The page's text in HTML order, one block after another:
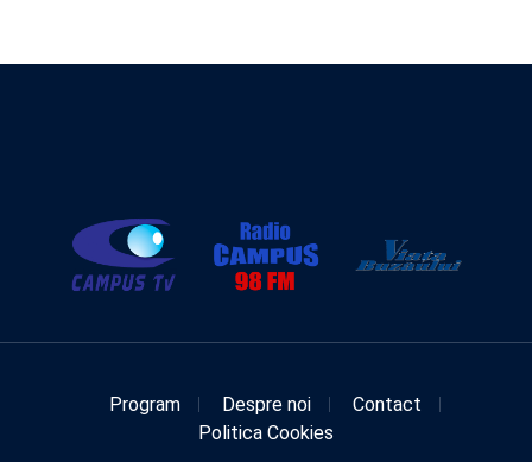
Program Despre noi
Contact
Politica Cookies